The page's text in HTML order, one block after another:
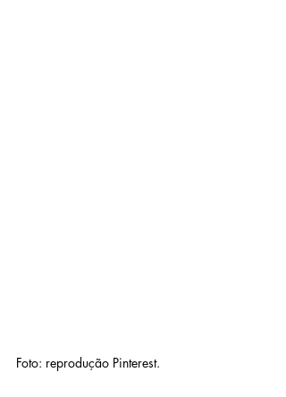
Foto: reprodução Pinterest.